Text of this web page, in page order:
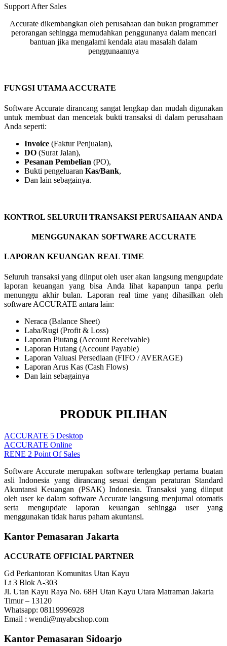
Support After Sales
Accurate dikembangkan oleh perusahaan dan bukan programmer
perorangan sehingga memudahkan penggunanya dalam mencari
bantuan jika mengalami kendala atau masalah dalam
penggunaannya
FUNGSI UTAMA ACCURATE
Software Accurate dirancang sangat lengkap dan mudah digunakan
untuk membuat dan mencetak bukti transaksi di dalam perusahaan
Anda seperti:
Invoice (Faktur Penjualan),
DO (Surat Jalan),
Pesanan Pembelian (PO),
Bukti pengeluaran Kas/Bank,
Dan lain sebagainya.
KONTROL SELURUH TRANSAKSI PERUSAHAAN ANDA
MENGGUNAKAN SOFTWARE ACCURATE
LAPORAN KEUANGAN REAL TIME
Seluruh transaksi yang diinput oleh user akan langsung mengupdate
laporan keuangan yang bisa Anda lihat kapanpun tanpa perlu
menunggu akhir bulan. Laporan real time yang dihasilkan oleh
software ACCURATE antara lain:
Neraca (Balance Sheet)
Laba/Rugi (Profit & Loss)
Laporan Piutang (Account Receivable)
Laporan Hutang (Account Payable)
Laporan Valuasi Persediaan (FIFO / AVERAGE)
Laporan Arus Kas (Cash Flows)
Dan lain sebagainya
PRODUK PILIHAN
ACCURATE 5 Desktop
ACCURATE Online
RENE 2 Point Of Sales
Software Accurate merupakan software terlengkap pertama buatan
asli Indonesia yang dirancang sesuai dengan peraturan Standard
Akuntansi Keuangan (PSAK) Indonesia. Transaksi yang diinput
oleh user ke dalam software Accurate langsung menjurnal otomatis
serta mengupdate laporan keuangan sehingga user yang
menggunakan tidak harus paham akuntansi.
Kantor Pemasaran Jakarta
ACCURATE OFFICIAL PARTNER
Gd Perkantoran Komunitas Utan Kayu
Lt 3 Blok A-303
Jl. Utan Kayu Raya No. 68H Utan Kayu Utara Matraman Jakarta
Timur – 13120
Whatsapp: 08119996928
Email : wendi@myabcshop.com
Kantor Pemasaran Sidoarjo